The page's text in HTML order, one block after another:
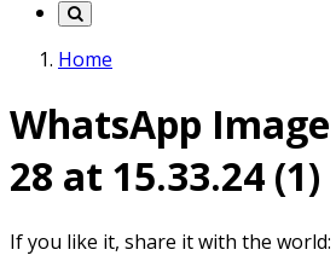
Home
WhatsApp Image
28 at 15.33.24 (1)
If you like it, share it with the world: